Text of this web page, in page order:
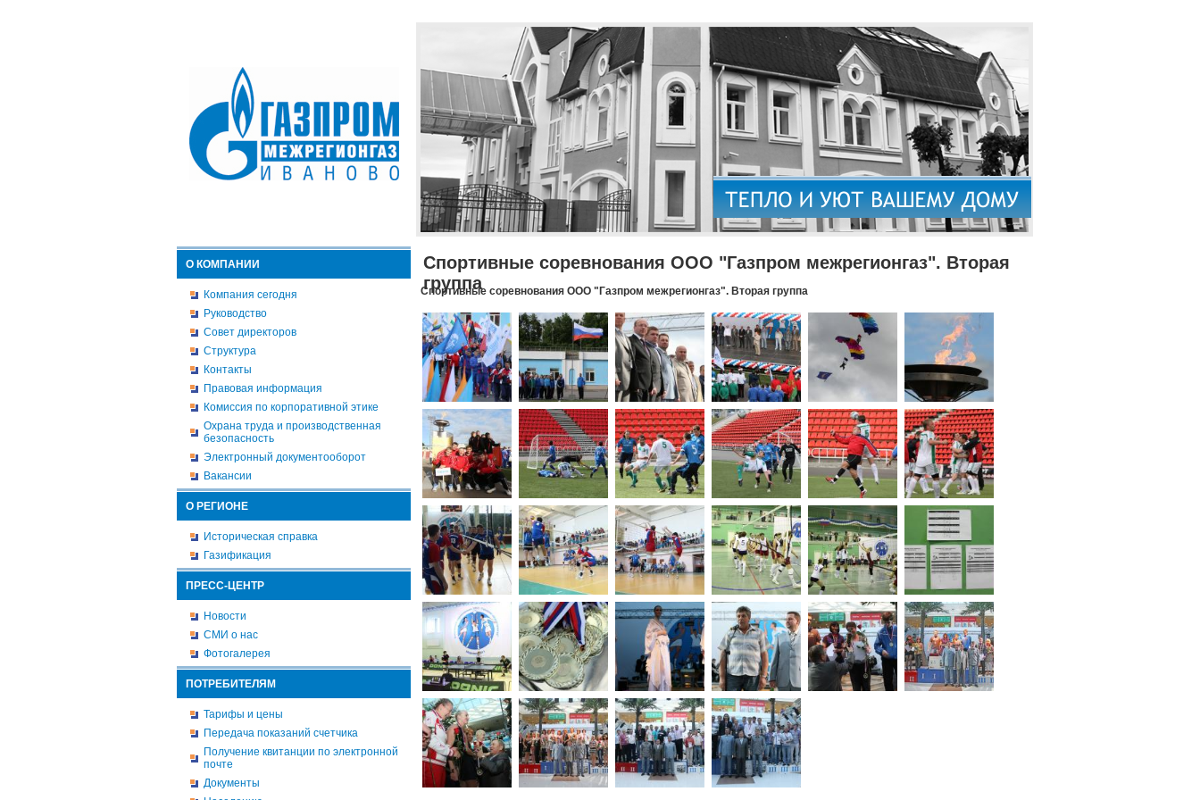
О КОМПАНИИ
Компания сегодня
Руководство
Совет директоров
Структура
Контакты
Правовая информация
Комиссия по корпоративной этике
Охрана труда и производственная
безопасность
Электронный документооборот
Вакансии
О РЕГИОНЕ
Историческая справка
Газификация
ПРЕСС-ЦЕНТР
Новости
СМИ о нас
Фотогалерея
ПОТРЕБИТЕЛЯМ
Тарифы и цены
Передача показаний счетчика
Получение квитанции по электронной
почте
Документы
Спортивные соревнования ООО "Газпром межрегионгаз". Вторая
группа
Спортивные соревнования ООО "Газпром межрегионгаз". Вторая группа